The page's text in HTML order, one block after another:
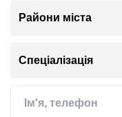
Райони міста
Спеціалізація